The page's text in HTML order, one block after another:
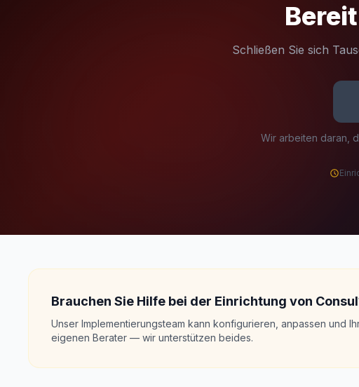
Schließen Sie sich
Wir arbeiten daran,
Brauchen Sie Hilfe bei der Einrichtung von
Unser Implementierungsteam kann konfigurieren, anpassen und
eigenen Berater — wir unterstützen beides.